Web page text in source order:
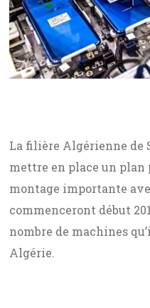
La filière Algérienne de
mettre en place un plan
montage importante
commenceront début
nombre de machines
Algérie.